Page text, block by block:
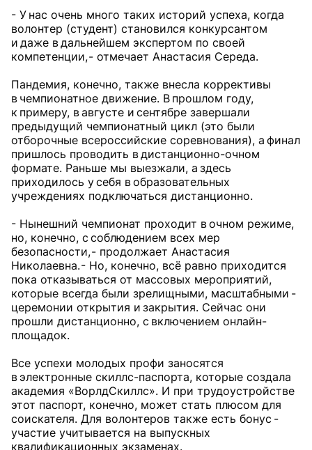
- У нас очень много таких историй успеха, когда
волонтер (студент) становился конкурсантом
и даже в дальнейшем экспертом по своей
компетенции, - отмечает Анастасия Середа.
Пандемия, конечно, также внесла коррективы
в чемпионатное движение. В прошлом году,
к примеру, в августе и сентябре завершали
предыдущий чемпионатный цикл (это были
отборочные всероссийские соревнования), а финал
пришлось проводить в дистанционно-очном
формате. Раньше мы выезжали, а здесь
приходилось у себя в образовательных
учреждениях подключаться дистанционно.
- Нынешний чемпионат проходит в очном режиме,
но, конечно, с соблюдением всех мер
безопасности, - продолжает Анастасия
Николаевна. - Но, конечно, всё равно приходится
пока отказываться от массовых мероприятий,
которые всегда были зрелищными, масштабными -
церемонии открытия и закрытия. Сейчас они
прошли дистанционно, с включением онлайн-
площадок.
Все успехи молодых профи заносятся
в электронные скиллс-паспорта, которые создала
академия «ВорлдСкиллс». И при трудоустройстве
этот паспорт, конечно, может стать плюсом для
соискателя. Для волонтеров также есть бонус -
участие учитывается на выпускных
квалификационных экзаменах.